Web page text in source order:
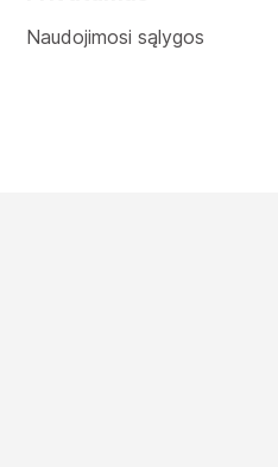
Naudojimosi sąlygos